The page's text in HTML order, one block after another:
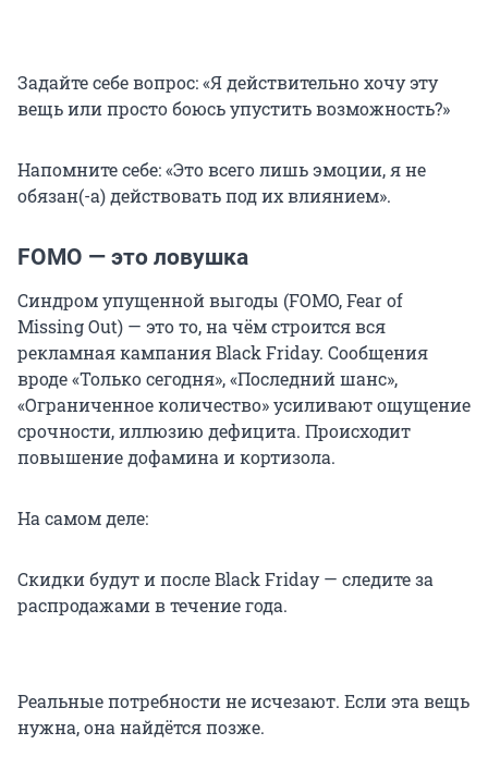
Задайте себе вопрос: «Я действительно хочу эту
вещь или просто боюсь упустить возможность?»
Напомните себе: «Это всего лишь эмоции, я не
обязан(-а) действовать под их влиянием».
FOMO — это ловушка
Синдром упущенной выгоды (FOMO, Fear of
Missing Out) — это то, на чём строится вся
рекламная кампания Black Friday. Сообщения
вроде «Только сегодня», «Последний шанс»,
«Ограниченное количество» усиливают ощущение
срочности, иллюзию дефицита. Происходит
повышение дофамина и кортизола.
На самом деле:
Скидки будут и после Black Friday — следите за
распродажами в течение года.
Реальные потребности не исчезают. Если эта вещь
нужна, она найдётся позже.